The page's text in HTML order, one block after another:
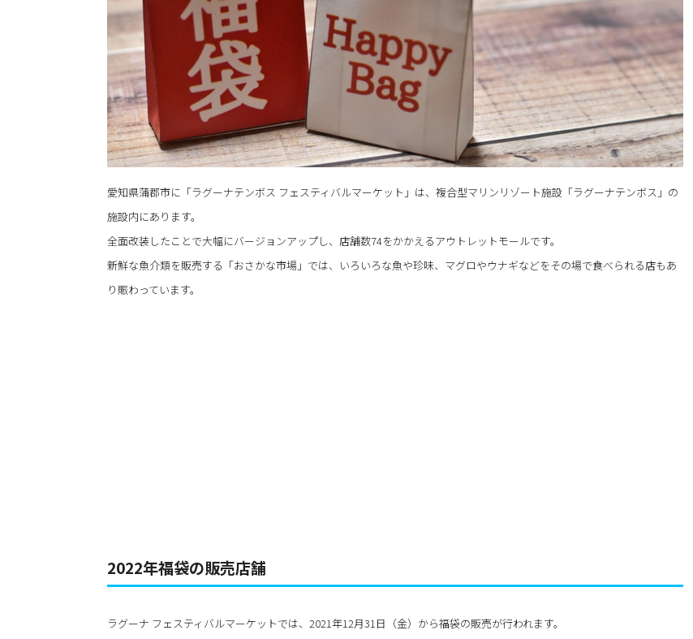
愛知県蒲郡市に「ラグーナテンボス フェスティバルマーケット」は、複合型マリンリゾート施設「ラグーナテンボス」の
施設内にあります。
全面改装したことで大幅にバージョンアップし、店舗数74をかかえるアウトレットモールです。
新鮮な魚介類を販売する「おさかな市場」では、いろいろな魚や珍味、マグロやウナギなどをその場で食べられる店もあ
り賑わっています。
2022年福袋の販売店舗
ラグーナ フェスティバルマーケットでは、2021年12月31日（金）から福袋の販売が行われます。